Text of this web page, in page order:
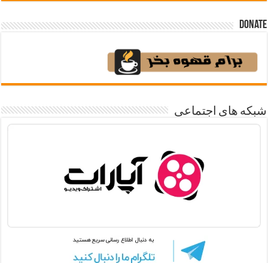
Donate
شبکه های اجتماعی